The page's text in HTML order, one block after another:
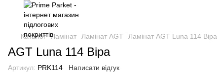
Каталог Ламінат Ламінат AGT Ламінат AGT Luna 114 Віра
AGT Luna 114 Віра
Артикул: PRK114 Написати відгук